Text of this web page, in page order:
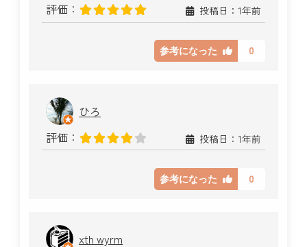
評価：
投稿日：1年前
参考になった 0
ひろ
評価：
投稿日：1年前
参考になった 0
xth wyrm